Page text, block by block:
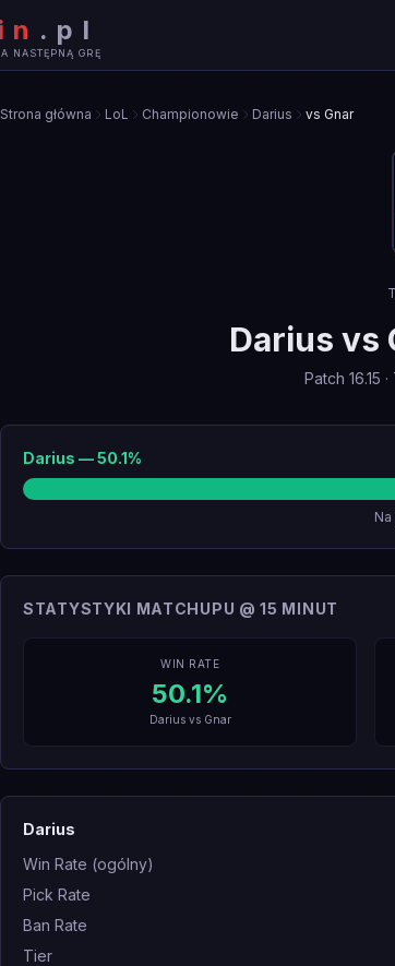
. pl
NASTĘPNĄ GRĘ
Strona główna LoL Championowie Darius vs Gnar
Darius vs
Patch 16.15 ·
Darius —50.1%
STATYSTYKI MATCHUPU @ 15 MINUT
WIN RATE
50.1%
Dariusvs Gnar
Darius
Win Rate (ogólny)
Pick Rate
Ban Rate
Tier